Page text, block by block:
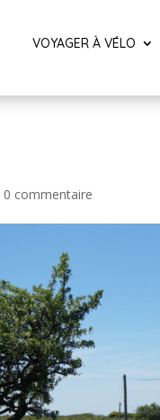
VOYAGER À VÉLO
0 commentaire